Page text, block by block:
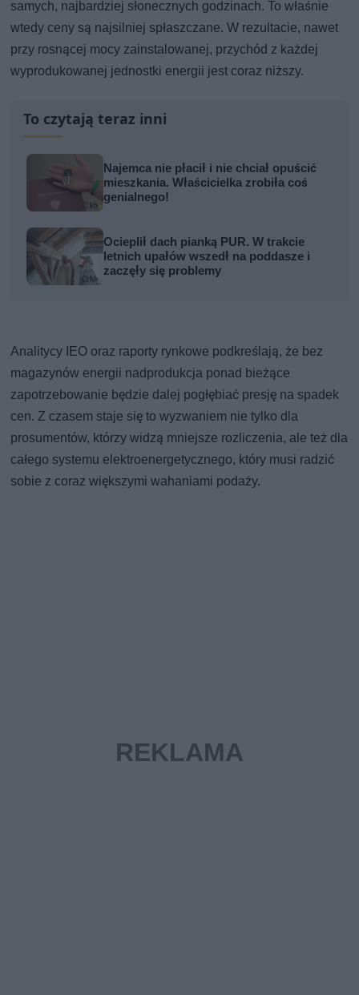
samych, najbardziej słonecznych godzinach. To właśnie
wtedy ceny są najsilniej spłaszczane. W rezultacie, nawet
przy rosnącej mocy zainstalowanej, przychód z każdej
wyprodukowanej jednostki energii jest coraz niższy.
To czytają teraz inni
Najemca nie płacił i nie chciał opuścić
mieszkania. Właścicielka zrobiła coś
genialnego!
Ocieplił dach pianką PUR. W trakcie
letnich upałów wszedł na poddasze i
zaczęły się problemy
Analitycy IEO oraz raporty rynkowe podkreślają, że bez
magazynów energii nadprodukcja ponad bieżące
zapotrzebowanie będzie dalej pogłębiać presję na spadek
cen. Z czasem staje się to wyzwaniem nie tylko dla
prosumentów, którzy widzą mniejsze rozliczenia, ale też dla
całego systemu elektroenergetycznego, który musi radzić
sobie z coraz większymi wahaniami podaży.